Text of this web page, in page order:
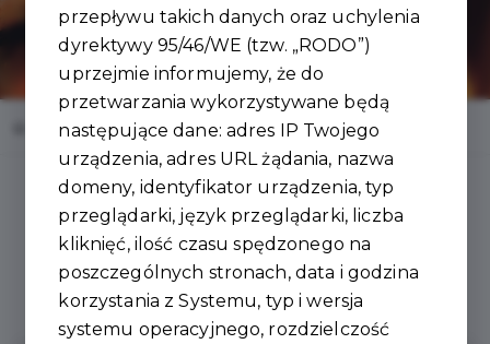
Home Oferty Kurczak z Rożna
Regulamin i warunki
przepływu takich danych oraz uchylenia
dyrektywy 95/46/WE (tzw. „RODO”)
uprzejmie informujemy, że do
przetwarzania wykorzystywane będą
następujące dane: adres IP Twojego
urządzenia, adres URL żądania, nazwa
domeny, identyfikator urządzenia, typ
przeglądarki, język przeglądarki, liczba
kliknięć, ilość czasu spędzonego na
poszczególnych stronach, data i godzina
korzystania z Systemu, typ i wersja
systemu operacyjnego, rozdzielczość